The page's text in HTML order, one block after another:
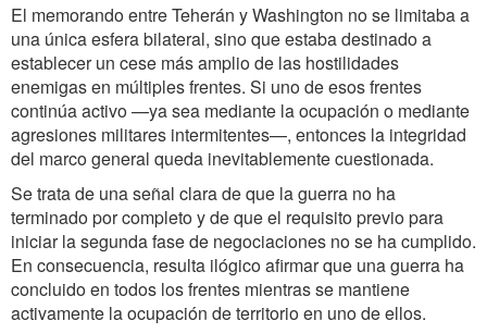
El memorando entre Teherán y Washington no se limitaba a
una única esfera bilateral, sino que estaba destinado a
establecer un cese más amplio de las hostilidades
enemigas en múltiples frentes. Si uno de esos frentes
continúa activo —ya sea mediante la ocupación o mediante
agresiones militares intermitentes—, entonces la integridad
del marco general queda inevitablemente cuestionada.
Se trata de una señal clara de que la guerra no ha
terminado por completo y de que el requisito previo para
iniciar la segunda fase de negociaciones no se ha cumplido.
En consecuencia, resulta ilógico afirmar que una guerra ha
concluido en todos los frentes mientras se mantiene
activamente la ocupación de territorio en uno de ellos.